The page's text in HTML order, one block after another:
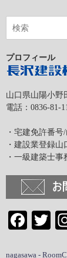
プロフィール
山口県山陽小野
電話：0836-81-
・宅建免許番
・建設業登録
・一級建築士
Facebook
nagasawa -